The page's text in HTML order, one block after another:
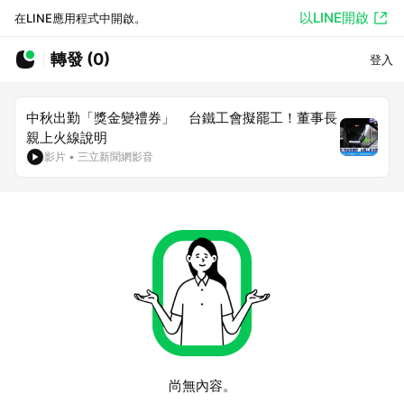
在LINE應用程式中開啟。 以LINE開啟
轉發 (0) 登入
中秋出勤「獎金變禮券」 台鐵工會擬罷工！董事長
親上火線說明
影片 • 三立新聞網影音
尚無內容。